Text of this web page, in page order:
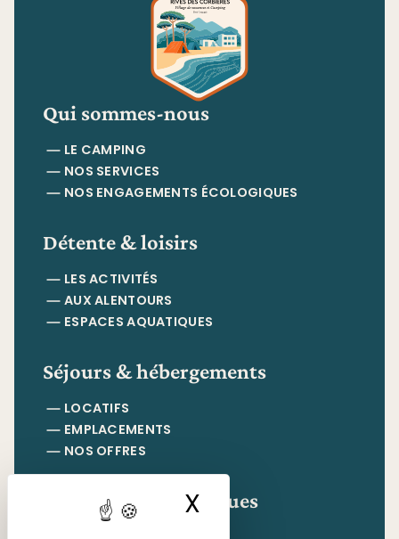
X Masquer le
Qui sommes-nous
LE CAMPING
NOS SERVICES
NOS ENGAGEMENTS ÉCOLOGIQUES
Détente & loisirs
LES ACTIVITÉS
AUX ALENTOURS
ESPACES AQUATIQUES
Séjours & hébergements
LOCATIFS
EMPLACEMENTS
NOS OFFRES
Informations pratiques